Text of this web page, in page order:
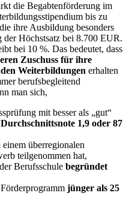
die Begabtenförderung im
bis zu
ihre Ausbildung besonders
der Höchstsatz bei 8.700 EUR.
bei 10 %. Das bedeutet, dass
Zuschuss für ihre
Weiterbildungen erhalten
berufsbegleitend
man sich,
mit besser als „gut“
Durchschnittsnote 1,9 oder 87
überregionalen
teilgenommen hat,
Berufsschule begründet
jünger als 25